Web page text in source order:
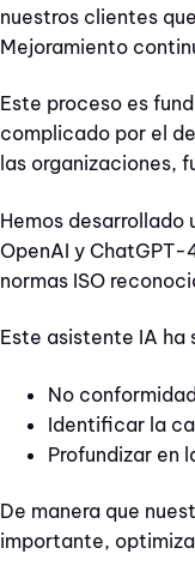
nuestros clientes
Mejoramiento
Este proceso es
complicado por el
las organizaciones,
Hemos desarrollado
OpenAI y
normas ISO
Este asistente IA
No
Identificar la
Profundizar en
De manera que
importante,